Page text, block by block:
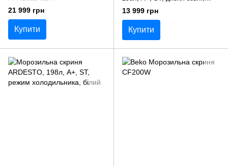
21 999 грн
Купити
білий
13 999 грн
Купити